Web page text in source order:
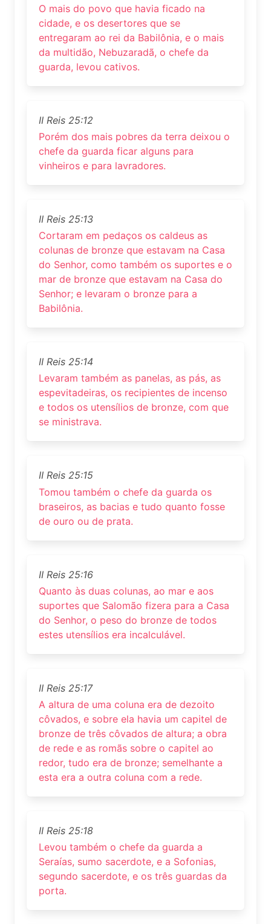
O mais do povo que havia ficado na
cidade, e os desertores que se
entregaram ao rei da Babilônia, e o mais
da multidão, Nebuzaradã, o chefe da
guarda, levou cativos.
II Reis 25:12
Porém dos mais pobres da terra deixou o
chefe da guarda ficar alguns para
vinheiros e para lavradores.
II Reis 25:13
Cortaram em pedaços os caldeus as
colunas de bronze que estavam na Casa
do Senhor, como também os suportes e o
mar de bronze que estavam na Casa do
Senhor; e levaram o bronze para a
Babilônia.
II Reis 25:14
Levaram também as panelas, as pás, as
espevitadeiras, os recipientes de incenso
e todos os utensílios de bronze, com que
se ministrava.
II Reis 25:15
Tomou também o chefe da guarda os
braseiros, as bacias e tudo quanto fosse
de ouro ou de prata.
II Reis 25:16
Quanto às duas colunas, ao mar e aos
suportes que Salomão fizera para a Casa
do Senhor, o peso do bronze de todos
estes utensílios era incalculável.
II Reis 25:17
A altura de uma coluna era de dezoito
côvados, e sobre ela havia um capitel de
bronze de três côvados de altura; a obra
de rede e as romãs sobre o capitel ao
redor, tudo era de bronze; semelhante a
esta era a outra coluna com a rede.
II Reis 25:18
Levou também o chefe da guarda a
Seraías, sumo sacerdote, e a Sofonias,
segundo sacerdote, e os três guardas da
porta.